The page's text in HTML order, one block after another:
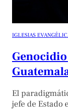
IGLESIAS
El
jefe de Estado